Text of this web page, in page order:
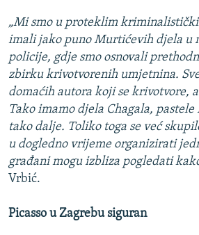
„Mi smo u proteklim
imali jako puno Murtićevih djela u
policije, gdje smo osnovali
zbirku krivotvorenih umjetnina.
domaćih autora koji se krivotvore,
Tako imamo djela Chagala, pastele
tako dalje. Toliko toga se već
u dogledno vrijeme organizirati
građani mogu izbliza pogledati
Vrbić.
Picasso u Zagrebu siguran